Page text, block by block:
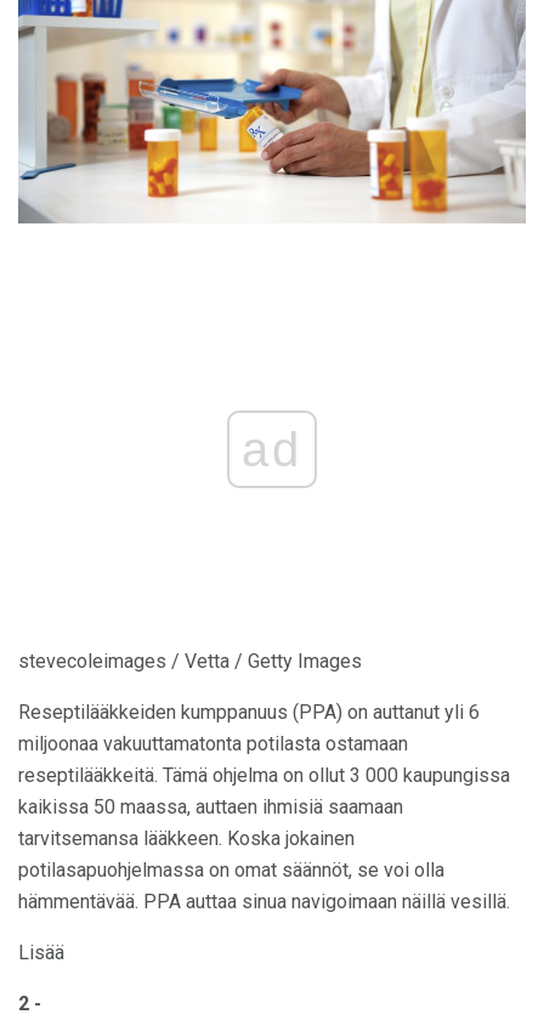
ad
stevecoleimages / Vetta / Getty Images
Reseptilääkkeiden kumppanuus (PPA) on auttanut yli 6
miljoonaa vakuuttamatonta potilasta ostamaan
reseptilääkkeitä. Tämä ohjelma on ollut 3 000 kaupungissa
kaikissa 50 maassa, auttaen ihmisiä saamaan
tarvitsemansa lääkkeen. Koska jokainen
potilasapuohjelmassa on omat säännöt, se voi olla
hämmentävää. PPA auttaa sinua navigoimaan näillä vesillä.
Lisää
2 -